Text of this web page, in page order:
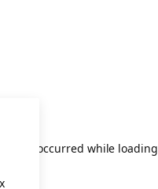
has occurred while loading